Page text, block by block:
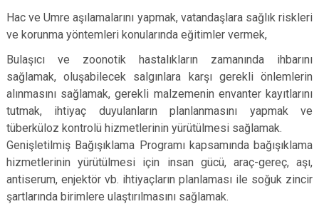
Hac ve Umre aşılamalarını yapmak, vatandaşlara sağlık riskleri
ve korunma yöntemleri konularında eğitimler vermek,
Bulaşıcı ve zoonotik hastalıkların zamanında ihbarını
sağlamak, oluşabilecek salgınlara karşı gerekli önlemlerin
alınmasını sağlamak, gerekli malzemenin envanter kayıtlarını
tutmak, ihtiyaç duyulanların planlanmasını yapmak ve
tüberküloz kontrolü hizmetlerinin yürütülmesi sağlamak.
Genişletilmiş Bağışıklama Programı kapsamında bağışıklama
hizmetlerinin yürütülmesi için insan gücü, araç-gereç, aşı,
antiserum, enjektör vb. ihtiyaçların planlaması ile soğuk zincir
şartlarında birimlere ulaştırılmasını sağlamak.